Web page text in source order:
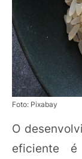
Foto: Pixabay
O
eficiente